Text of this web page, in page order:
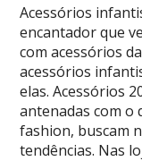
Acessórios
encantador que
com acessórios
acessórios
elas. Acessórios
antenadas com o
fashion, buscam
tendências. Nas